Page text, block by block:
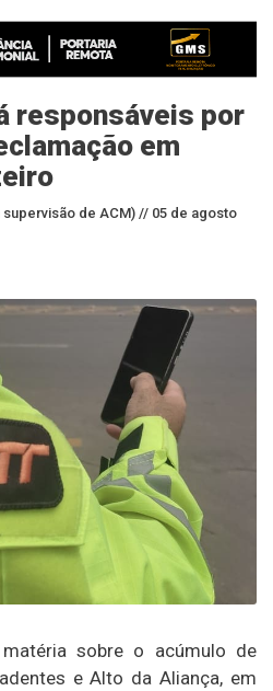
responsáveis por
em
de ACM) // 05 de agosto
sobre o acúmulo de
e Alto da Aliança, em